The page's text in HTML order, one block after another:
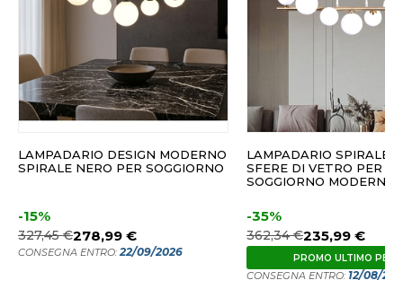
LAMPADARIO DESIGN MODERNO
SPIRALE NERO PER SOGGIORNO
-15%
327,45 €278,99 €
CONSEGNA ENTRO:22/09/2026
LAMPADARIO SPIRALE
SFERE DI VETRO PER
SOGGIORNO MODERNO
-35%
362,34 €235,99 €
PROMO ULTIMO
CONSEGNA ENTRO: 12/08/